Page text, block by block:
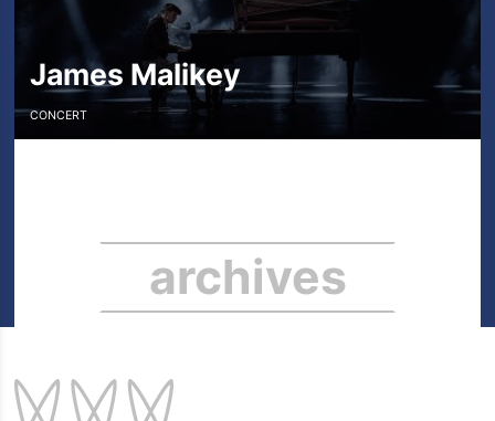
James Malikey
CONCERT
archives